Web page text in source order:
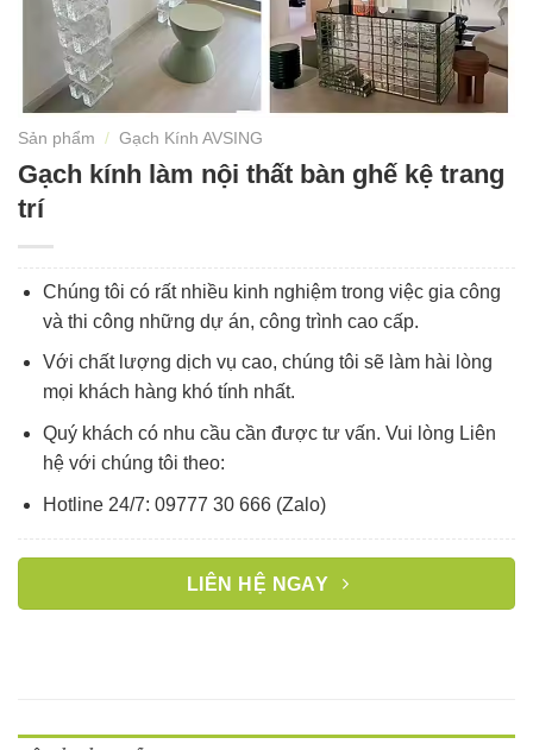
Sản phẩm / Gạch Kính AVSING
Gạch kính làm nội thất bàn ghế kệ trang
trí
Chúng tôi có rất nhiều kinh nghiệm trong việc gia công
và thi công những dự án, công trình cao cấp.
Với chất lượng dịch vụ cao, chúng tôi sẽ làm hài lòng
mọi khách hàng khó tính nhất.
Quý khách có nhu cầu cần được tư vấn. Vui lòng Liên
hệ với chúng tôi theo:
Hotline 24/7: 09777 30 666 (Zalo)
LIÊN HỆ NGAY